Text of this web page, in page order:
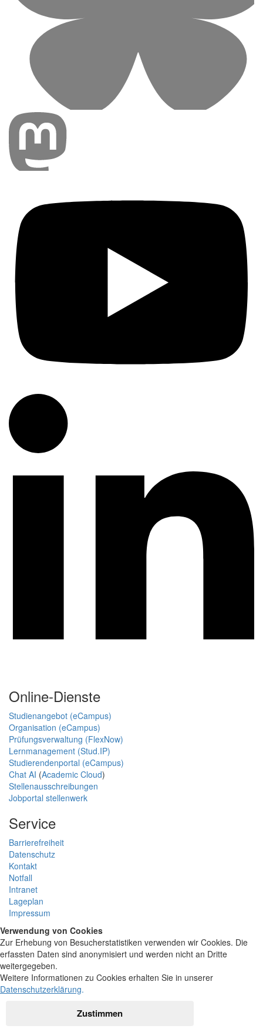
Online-Dienste
Studienangebot (eCampus)
Organisation (eCampus)
Prüfungsverwaltung (FlexNow)
Lernmanagement (Stud.IP)
Studierendenportal (eCampus)
Chat AI (Academic Cloud)
Stellenausschreibungen
Jobportal stellenwerk
Service
Barrierefreiheit
Datenschutz
Kontakt
Notfall
Intranet
Lageplan
Impressum
Verwendung von Cookies
Zur Erhebung von Besucherstatistiken verwenden wir Cookies. Die
erfassten Daten sind anonymisiert und werden nicht an Dritte
weitergegeben.
Weitere Informationen zu Cookies erhalten Sie in unserer
Datenschutzerklärung.
Zustimmen